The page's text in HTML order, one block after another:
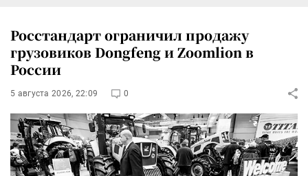
Росстандарт ограничил продажу
грузовиков Dongfeng и Zoomlion в
России
5 августа 2026, 22:09 0